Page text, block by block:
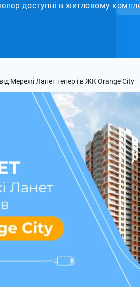
доступні в житловому
від Мережі Ланет тепер і в ЖК Orange City